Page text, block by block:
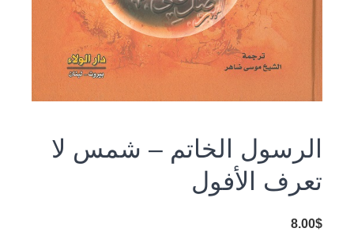
الرسول الخاتم – شمس لا
تعرف الأفول
8.00$